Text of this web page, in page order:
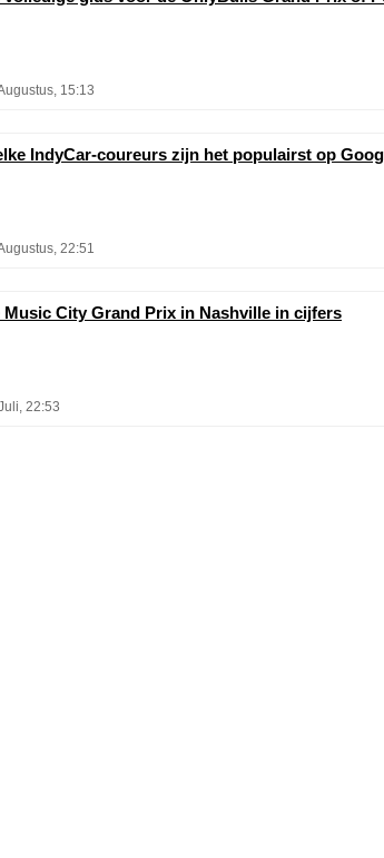
15:13
IndyCar-coureurs zijn het populairst op
22:51
Music City Grand Prix in Nashville in cijfers
22:53